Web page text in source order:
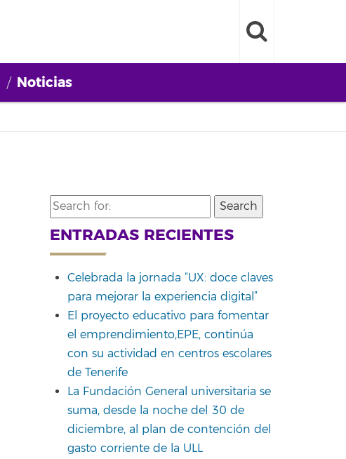
Noticias
Search
for:
ENTRADAS RECIENTES
Celebrada la jornada “UX: doce claves
para mejorar la experiencia digital”
El proyecto educativo para fomentar
el emprendimiento,EPE, continúa
con su actividad en centros escolares
de Tenerife
La Fundación General universitaria se
suma, desde la noche del 30 de
diciembre, al plan de contención del
gasto corriente de la ULL